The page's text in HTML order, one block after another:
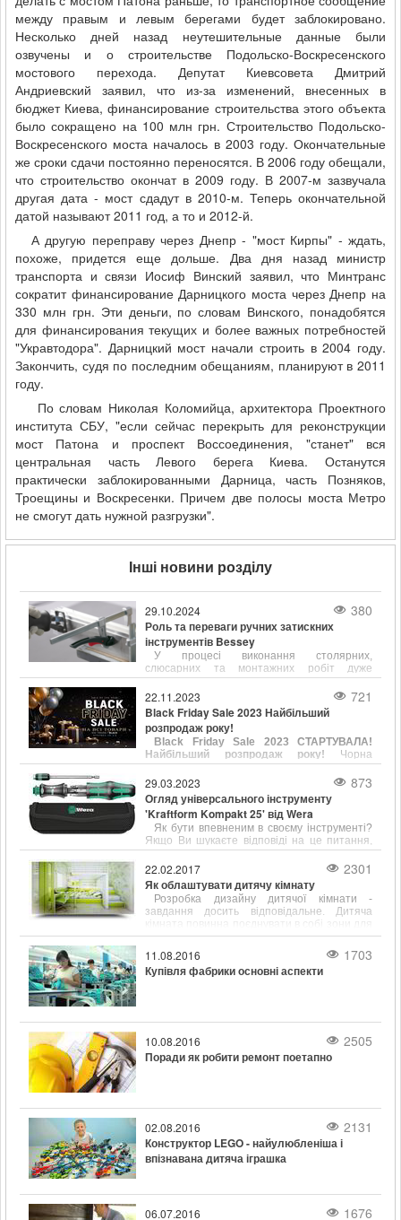
между правым и левым берегами будет заблокировано.
Несколько дней назад неутешительные данные были
озвучены и о строительстве Подольско-Воскресенского
мостового перехода. Депутат Киевсовета Дмитрий
Андриевский заявил, что из-за изменений, внесенных в
бюджет Киева, финансирование строительства этого объекта
было сокращено на 100 млн грн. Строительство Подольско-
Воскресенского моста началось в 2003 году. Окончательные
же сроки сдачи постоянно переносятся. В 2006 году обещали,
что строительство окончат в 2009 году. В 2007-м зазвучала
другая дата - мост сдадут в 2010-м. Теперь окончательной
датой называют 2011 год, а то и 2012-й.
А другую переправу через Днепр - "мост Кирпы" - ждать,
похоже, придется еще дольше. Два дня назад министр
транспорта и связи Иосиф Винский заявил, что Минтранс
сократит финансирование Дарницкого моста через Днепр на
330 млн грн. Эти деньги, по словам Винского, понадобятся
для финансирования текущих и более важных потребностей
"Укравтодора". Дарницкий мост начали строить в 2004 году.
Закончить, судя по последним обещаниям, планируют в 2011
году.
По словам Николая Коломийца, архитектора Проектного
института СБУ, "если сейчас перекрыть для реконструкции
мост Патона и проспект Воссоединения, "станет" вся
центральная часть Левого берега Киева. Останутся
практически заблокированными Дарница, часть Позняков,
Троещины и Воскресенки. Причем две полосы моста Метро
не смогут дать нужной разгрузки".
Інші новини розділу
29.10.2024 380
Роль та переваги ручних затискних
інструментів Bessey
У процесі виконання столярних,
слюсарних та монтажних робіт дуже
важливо забезпечити надійне та точне
фіксування деталей. Ручні затискні
інструменти, такі як струбцини є
незамінними помічниками для утримання
заготовок у потрібному положенні. Одним із
лідерів у виробництві струбцин є компанія
Bessey, відома своєю продукцією, що
різноманітність конструкцій.
22.11.2023 721
Black Friday Sale 2023 Найбільший
розпродаж року!
Black Friday Sale 2023 СТАРТУВАЛА!
Найбільший розпродаж року! Чорна
п’ятниця — найбільший розпродаж року,
який пройде з 23.11.23 до 30.11.23 в
магазині Newwall.kiev.ua. На вас чекають
знижки на всі товари. Чорна п’ятниця — той
день, коли можна зробити бажану покупку зі
знижкою на всі товари незалежно від суми
покупки.
29.03.2023 873
Огляд універсального інструменту
'Kraftform Kompakt 25' від Wera
Як бути впевненим в своєму інструменті?
Якщо Ви шукаєте відповіді на це питання,
ми радимо звернути увагу на універсальний
інструмент "Kraftform Kompakt 25" від Wera.
Цей інструмент зібрав в собі кілька корисних
функцій, які дозволяють з легкістю
виконувати різноманітні завдання.
22.02.2017 2301
Як облаштувати дитячу кімнату
Розробка дизайну дитячої кімнати -
завдання досить відповідальне. Дитяча
кімната повинна поєднувати в собі зони для
відпочинку, занять та ігор і при цьому бути
безпечною для свого господаря і досить
просторою.
11.08.2016 1703
Купівля фабрики основні аспекти
10.08.2016 2505
Поради як робити ремонт поетапно
02.08.2016 2131
Конструктор LEGO - найулюбленіша і
впізнавана дитяча іграшка
06.07.2016 1676